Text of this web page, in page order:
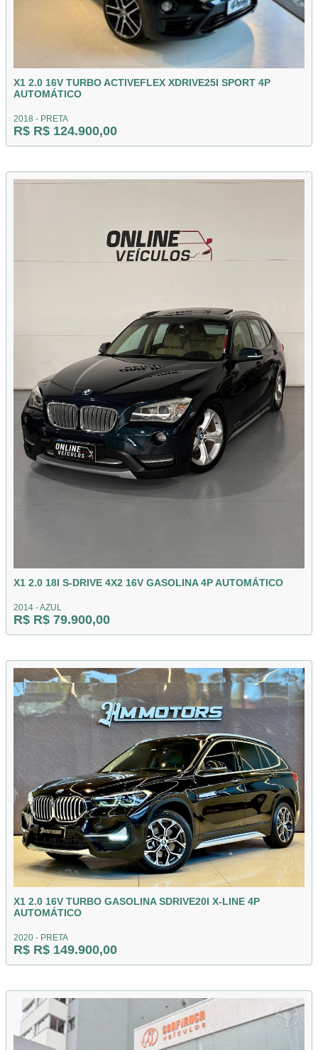
X1 2.0 16V TURBO ACTIVEFLEX XDRIVE25I SPORT 4P
AUTOMÁTICO
2018 - PRETA
R$ R$ 124.900,00
X1 2.0 18I S-DRIVE 4X2 16V GASOLINA 4P AUTOMÁTICO
2014 - AZUL
R$ R$ 79.900,00
X1 2.0 16V TURBO GASOLINA SDRIVE20I X-LINE 4P
AUTOMÁTICO
2020 - PRETA
R$ R$ 149.900,00